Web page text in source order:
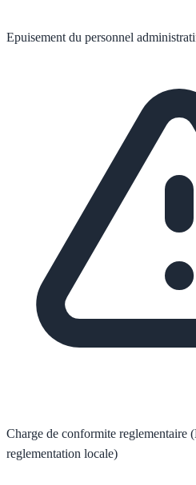
Epuisement du personnel
Charge de conformite
reglementation locale)